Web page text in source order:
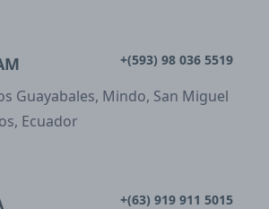
+(593) 98 036 5519
Guayabales, Mindo, San Miguel
Ecuador
+(63) 919 911 5015